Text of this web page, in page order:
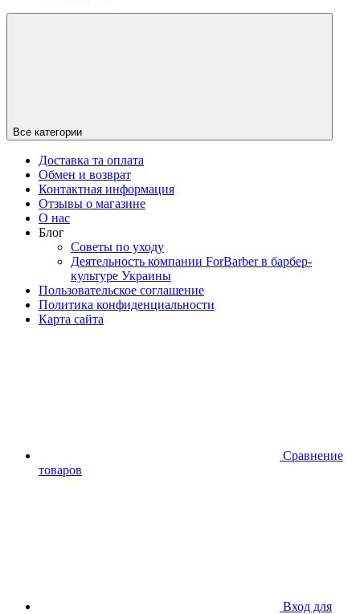
Все категории
Доставка та оплата
Обмен и возврат
Контактная информация
Отзывы о магазине
О нас
Блог
Советы по уходу
Деятельность компании ForBarber в барбер-
культуре Украины
Пользовательское соглашение
Политика конфиденциальности
Карта сайта
Сравнение
товаров
Вход для